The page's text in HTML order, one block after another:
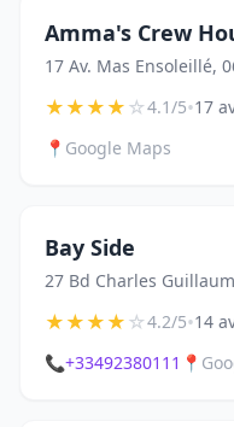
Amma's Crew
17 Av. Mas Ensoleillé,
★★★★☆4.1/5•17
📍 Google Maps
Bay Side
27 Bd Charles
★★★★☆4.2/5•14
📞+33492380111 📍